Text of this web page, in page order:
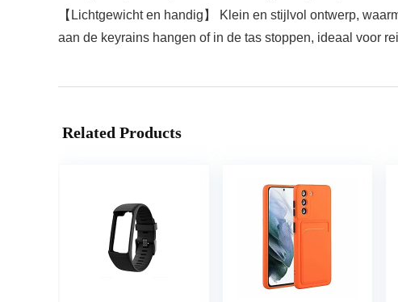
【Lichtgewicht en handig】 Klein en stijlvol ontwerp,
aan de keyrains hangen of in de tas stoppen, ideaal voor
Related Products